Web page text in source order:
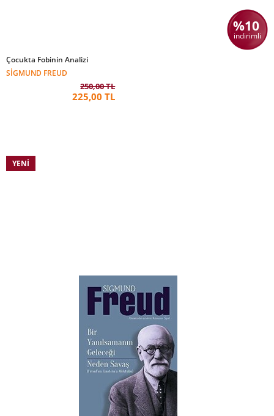
%10
indirimli
Çocukta Fobinin Analizi
SIGMUND FREUD
250,00 TL
225,00 TL
YENI